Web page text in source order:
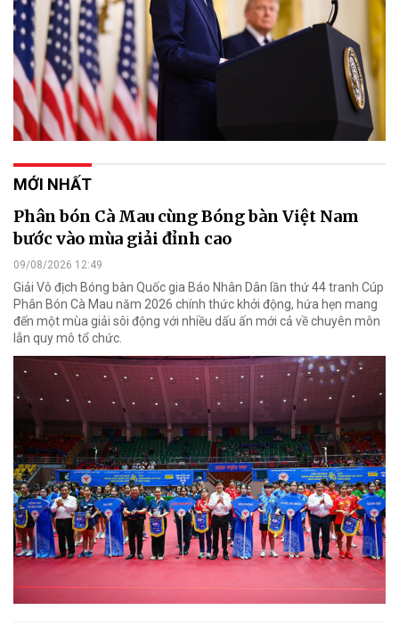
MỚI NHẤT
Phân bón Cà Mau cùng Bóng bàn Việt Nam
bước vào mùa giải đỉnh cao
09/08/2026 12:49
Giải Vô địch Bóng bàn Quốc gia Báo Nhân Dân lần thứ 44 tranh Cúp
Phân Bón Cà Mau năm 2026 chính thức khởi động, hứa hẹn mang
đến một mùa giải sôi động với nhiều dấu ấn mới cả về chuyên môn
lẫn quy mô tổ chức.